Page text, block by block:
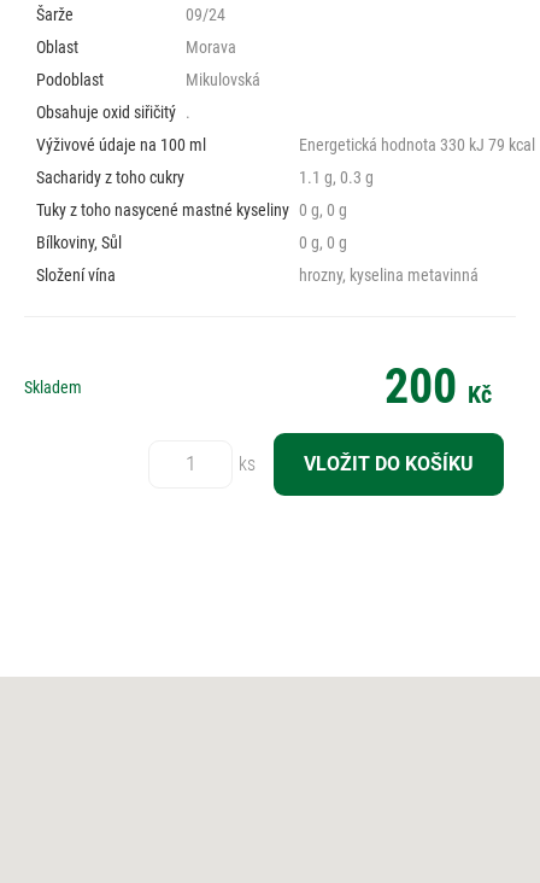
Šarže
09/24
Oblast
Morava
Podoblast
Mikulovská
Obsahuje oxid siřičitý .
Výživové údaje na 100 ml
Energetická hodnota 330 kJ 79 kcal
Sacharidy z toho cukry
1.1 g, 0.3 g
Tuky z toho nasycené mastné kyseliny 0 g, 0 g
Bílkoviny, Sůl
0 g, 0 g
Složení vína
hrozny, kyselina metavinná
Skladem 200 Kč
Počet:
ks